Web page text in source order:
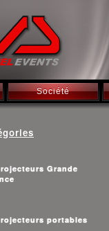
Société
Grande
portables